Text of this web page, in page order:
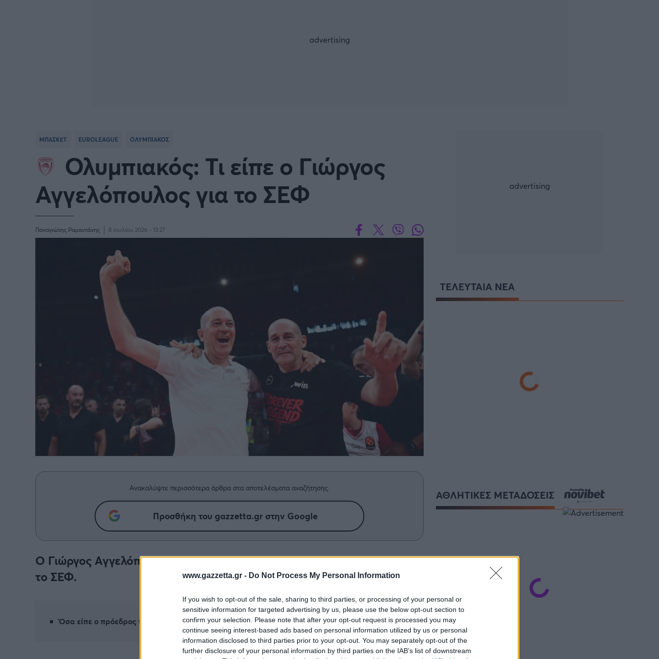
www.gazzetta.gr - Do Not Process My Personal Information
If you wish to opt-out of the sale, sharing to third parties, or processing of your personal or
sensitive information for targeted advertising by us, please use the below opt-out section to
confirm your selection. Please note that after your opt-out request is processed you may
continue seeing interest-based ads based on personal information utilized by us or personal
information disclosed to third parties prior to your opt-out. You may separately opt-out of the
further disclosure of your personal information by third parties on the IAB’s list of downstream
ΜΠΑΣΚΕΤ EUROLEAGUE ΟΛΥΜΠΙΑΚΟΣ
Ολυμπιακός: Τι είπε ο Γιώργος
Αγγελόπουλος για το ΣΕΦ
Παναγιώτης Ραμαντάνης 8 Ιουλίου 2026 - 13:27
Ανακαλύψτε περισσότερα άρθρα στα αποτελέσματα αναζήτησης.
Προσθήκη του gazzetta.gr στην Google
Ο Γιώργος Αγγελόπουλος μίλησε για τα πλάνα που υπάρχουν σχετικά με
το ΣΕΦ.
Όσα είπε ο πρόεδρος του Ολυμπιακού
ΤΕΛΕΥΤΑΙΑ ΝΕΑ
ΑΘΛΗΤΙΚΕΣ ΜΕΤΑΔΟΣΕΙΣ